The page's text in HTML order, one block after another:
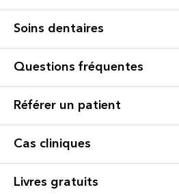
Soins dentaires
Questions fréquentes
Référer un patient
Cas cliniques
Livres gratuits